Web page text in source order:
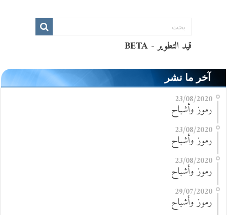
آخر ما نشر
23/08/2020
رموز وأشباح
23/08/2020
رموز وأشباح
23/08/2020
رموز وأشباح
29/07/2020
رموز وأشباح